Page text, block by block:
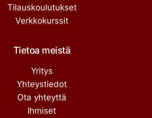
Tilauskoulutukset
Verkkokurssit
Tietoa meistä
Yritys
Yhteystiedot
Ota yhteyttä
Ihmiset